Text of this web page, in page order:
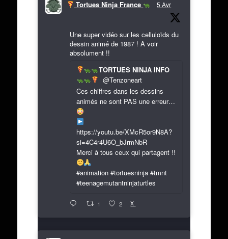
Tortues Ninja France 5 Avr
Une super vidéo sur les celluloïds du
dessin animé de 1987 ! A voir
absolument !!
TORTUES NINJA INFO
@Tenzoneart
Ces chiffres dans les dessins
animés ne sont PAS une erreur…
https://youtu.be/XMcR5or9N8A?
si=4C4r4U6O_bJrmNbR
Merci à tous ceux qui partagent !!
#animation #tortuesninja #tmnt
#teenagemutantninjaturtles
1 2 X